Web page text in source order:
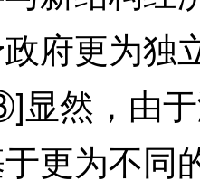
府更为独
然，由
更为不同